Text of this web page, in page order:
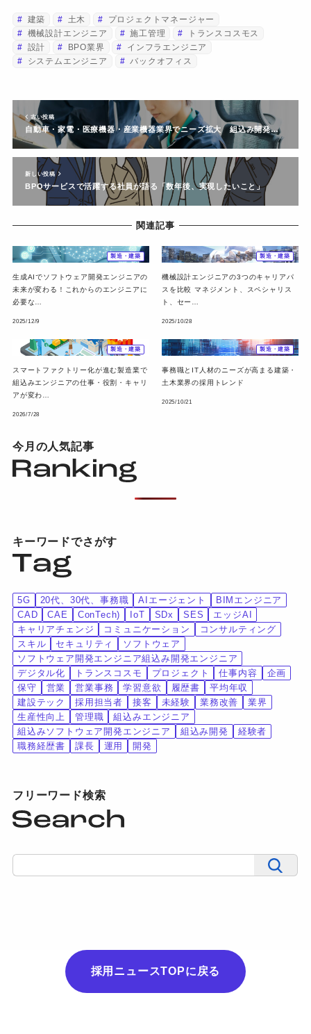
建築 土木
プロジェクトマネージャー
機械設計エンジニア
施工管理
トランスコスモス
設計
BPO業界
インフラエンジニア
システムエンジニア
バックオフィス
古い投稿
自動車・家電・医療機器・産業機器業界でニーズ拡大 組込み開発…
新しい投稿
BPOサービスで活躍する社員が語る「数年後、実現したいこと」
関連記事
製造・建築
生成AIでソフトウェア開発エンジニアの
未来が変わる！これからのエンジニアに
必要な…
2025/12/9
製造・建築
機械設計エンジニアの3つのキャリアパ
スを比較 マネジメント、スペシャリス
ト、セー…
2025/10/28
製造・建築
スマートファクトリー化が進む製造業で
組込みエンジニアの仕事・役割・キャリ
アが変わ…
2026/7/28
製造・建築
事務職とIT人材のニーズが高まる建築・
土木業界の採用トレンド
2025/10/21
今月の人気記事
キーワードでさがす
5G 20代、30代、事務職 AIエージェント
BIMエンジニア
CAD
CAE ConTech) IoT SDx SES
エッジAI
キャリアチェンジ
コミュニケーション
コンサルティング
スキル
セキュリティ
ソフトウェア
ソフトウェア開発エンジニア組込み開発エンジニア
デジタル化
トランスコスモ プロジェクト 仕事内容
企画
保守
営業 営業事務 学習意欲 履歴書
平均年収
建設テック
採用担当者 接客 未経験 業務改善
業界
生産性向上
管理職
組込みエンジニア
組込みソフトウェア開発エンジニア
組込み開発
経験者
職務経歴書
課長 運用 開発
フリーワード検索
採用ニュースTOPに戻る